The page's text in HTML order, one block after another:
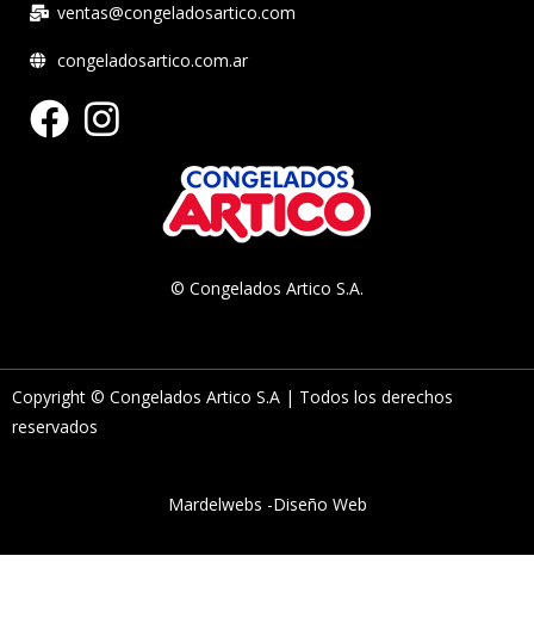
ventas@congeladosartico.com
congeladosartico.com.ar
© Congelados Artico S.A.
Copyright © Congelados Artico S.A | Todos los derechos
reservados
Mardelwebs -Diseño Web